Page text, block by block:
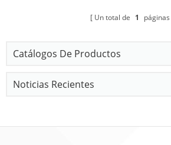
Un total de 1 páginas
Catálogos De Productos
Noticias Recientes